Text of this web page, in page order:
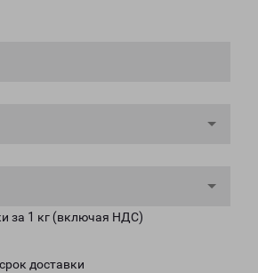
за 1 кг (включая НДС)
доставки